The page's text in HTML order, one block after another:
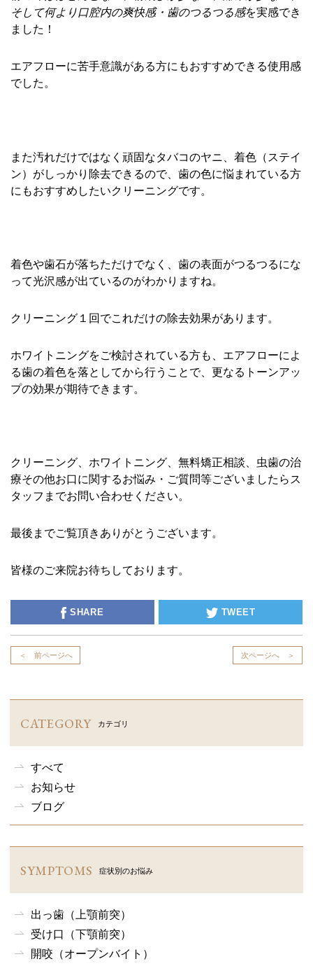
そして何より口腔内の爽快感・歯のつるつる感を実感でき
ました！
エアフローに苦手意識がある方にもおすすめできる使用感
でした。
また汚れだけではなく頑固なタバコのヤニ、着色（ステイ
ン）がしっかり除去できるので、歯の色に悩まれている方
にもおすすめしたいクリーニングです。
着色や歯石が落ちただけでなく、歯の表面がつるつるにな
って光沢感が出ているのがわかりますね。
クリーニング１回でこれだけの除去効果があります。
ホワイトニングをご検討されている方も、エアフローによ
る歯の着色を落としてから行うことで、更なるトーンアッ
プの効果が期待できます。
クリーニング、ホワイトニング、無料矯正相談、虫歯の治
療その他お口に関するお悩み・ご質問等ございましたらス
タッフまでお問い合わせください。
最後までご覧頂きありがとうございます。
皆様のご来院お待ちしております。
SHARE TWEET
＜ 前ページへ 次ページへ ＞
CATEGORY カテゴリ
すべて
お知らせ
ブログ
SYMPTOMS 症状別のお悩み
出っ歯（上顎前突）
受け口（下顎前突）
開咬（オープンバイト）